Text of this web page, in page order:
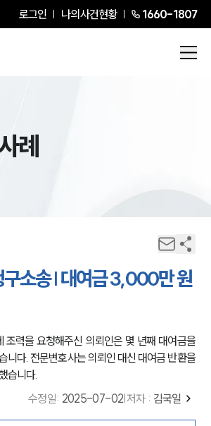
로그인 나의사건현황 1660-1807
례
소송 | 대여금 3,000만 원
조력을 요청해주신 의뢰인은 몇 년째 대여금을
니다. 전문변호사는 의뢰인 대신 대여금 반환을
습니다.
수정일: 2025-07-02 저자 : 김국일